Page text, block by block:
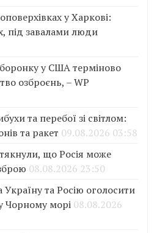
у Харкові:
під завалами люди
у США терміново
озброєнь, – WP
та перебої зі світлом:
та ракет 09.08.2026 03:58
що Росія може
08.08.2026 23:50
та Росію оголосити
Чорному морі 08.08.2026